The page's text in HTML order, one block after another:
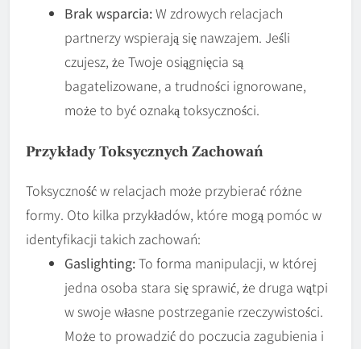
Brak wsparcia:W zdrowych relacjach
partnerzy wspierają się nawzajem. Jeśli
czujesz, że Twoje osiągnięcia są
bagatelizowane, a trudności ignorowane,
może to być oznaką toksyczności.
Przykłady Toksycznych Zachowań
Toksyczność w relacjach może przybierać różne
formy. Oto kilka przykładów, które mogą pomóc w
identyfikacji takich zachowań:
Gaslighting:To forma manipulacji, w której
jedna osoba stara się sprawić, że druga wątpi
w swoje własne postrzeganie rzeczywistości.
Może to prowadzić do poczucia zagubienia i